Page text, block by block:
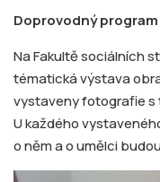
Doprovodný program
Na Fakultě sociálních
tématická výstava
vystaveny fotografie s
U každého
o něm a o umělci